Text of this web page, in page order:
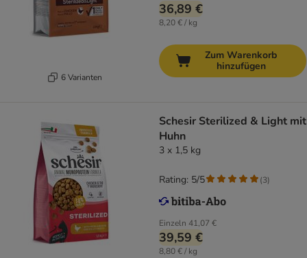
6 Varianten
36,89 €
8,20 € / kg
Zum Warenkorb
hinzufügen
Schesir Sterilized & Light mit
Huhn
3 x 1,5 kg
Einzeln 41,07 €
39,59 €
8,80 € / kg
Rating: 5/5 (3)